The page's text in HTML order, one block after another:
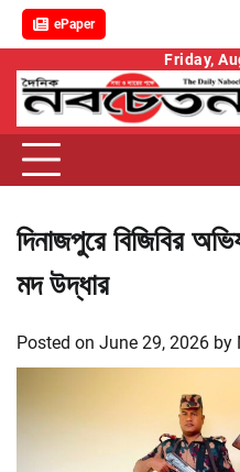
ePaper
content
Friday,
দিনাজপুরে বিজিবির
মদ উদ্ধার
Posted on June 29, 2026 by